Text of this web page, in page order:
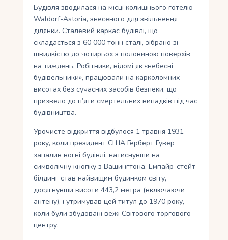
Будівля зводилася на місці колишнього готелю
Waldorf-Astoria, знесеного для звільнення
ділянки. Сталевий каркас будівлі, що
складається з 60 000 тонн сталі, зібрано зі
швидкістю до чотирьох з половиною поверхів
на тиждень. Робітники, відомі як «небесні
будівельники», працювали на карколомних
висотах без сучасних засобів безпеки, що
призвело до п’яти смертельних випадків під час
будівництва.
Урочисте відкриття відбулося 1 травня 1931
року, коли президент США Герберт Гувер
запалив вогні будівлі, натиснувши на
символічну кнопку з Вашингтона. Емпайр-стейт-
білдинг став найвищим будинком світу,
досягнувши висоти 443,2 метра (включаючи
антену), і утримував цей титул до 1970 року,
коли були збудовані вежі Світового торгового
центру.